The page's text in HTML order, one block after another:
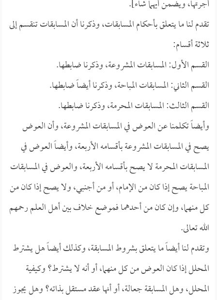
أجرتها، ويضمن أيهما شاء].
تقدم لنا ما يتعلق بأحكام المسابقات، وذكرنا أن المسابقات تنقسم إلى
ثلاثة أقسام:
القسم الأول: المسابقات المشروعة، وذكرنا ضابطها.
القسم الثاني: المسابقات المباحة، وذكرنا أيضاً ضابطها.
القسم الثالث: المسابقات المحرمة، وذكرنا ضابطها.
وأيضاً تكلمنا عن العوض في المسابقات المشروعة، وأن العوض
يصح في المسابقات المشروعة بأقسامه الأربعة، وأيضاً العوض في
المسابقات المحرمة لا يصح بأقسامه الأربعة، والعوض في المسابقات
المباحة يصح إذا كان من الإمام، أو من أجنبي، ولا يصح إذا كان من
كل منهما، وإن كان من أحدهما فموضع خلاف بين أهل العلم رحمهم
الله تعالى.
وتقدم لنا أيضاً ما يتعلق بشروط المسابقة، وكذلك أيضاً هل يشترط
المحلل إذا كان العوض من كل منهما، أو أنه لا يشترط؟ وكيفية
المحلل، وهل المسابقة جعالة، أو أنها عقد مستقل بذاته؟ وهل يجوز